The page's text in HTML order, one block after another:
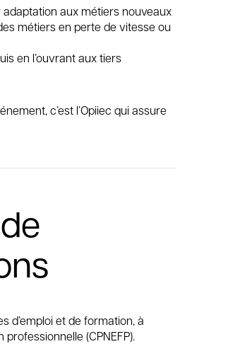
aux métiers nouveaux
métiers en perte de vitesse ou
en l’ouvrant aux tiers
c’est l’Opiiec qui assure
d’emploi et de formation, à
(CPNEFP).